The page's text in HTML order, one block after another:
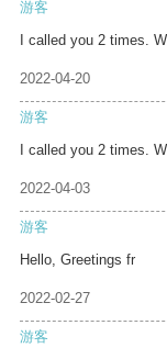
游客
I called you 2 times. W
2022-04-20
游客
I called you 2 times. W
2022-04-03
游客
Hello, Greetings fr
2022-02-27
游客